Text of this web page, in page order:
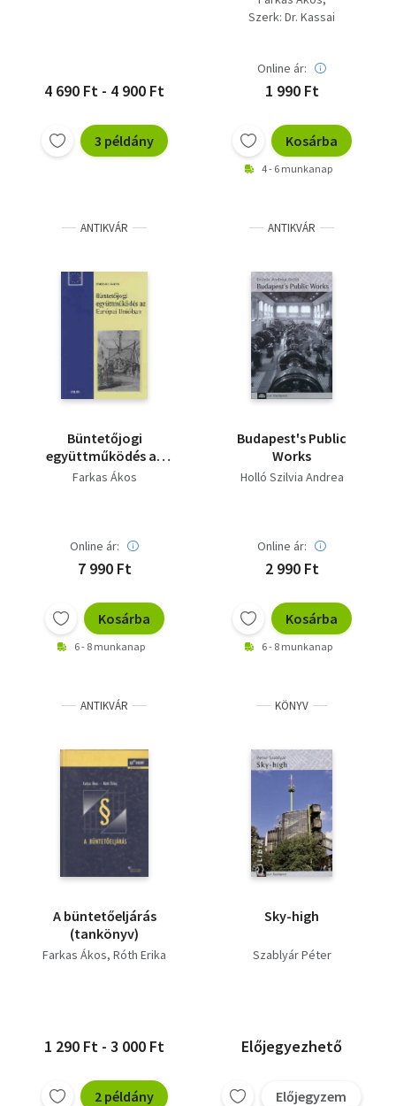
4 690 Ft - 4 900 Ft
3 példány
Szerk: Dr. Kassai
Online ár:
1 990 Ft
Kosárba
4 - 6 munkanap
ANTIKVÁR
Büntetőjogi
együttműködés az
Európai Unióban
Farkas Ákos
Online ár:
7 990 Ft
Kosárba
6 - 8 munkanap
ANTIKVÁR
Budapest's Public
Works
Holló Szilvia Andrea
Online ár:
2 990 Ft
Kosárba
6 - 8 munkanap
ANTIKVÁR
A büntetőeljárás
(tankönyv)
Farkas Ákos Róth Erika
1 290 Ft - 3 000 Ft
2 példány
KÖNYV
Sky-high
Szablyár Péter
Előjegyezhető
Előjegyzem